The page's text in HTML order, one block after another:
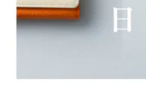
RINRINさん
デイリー用に購入しましたが、高級感あ